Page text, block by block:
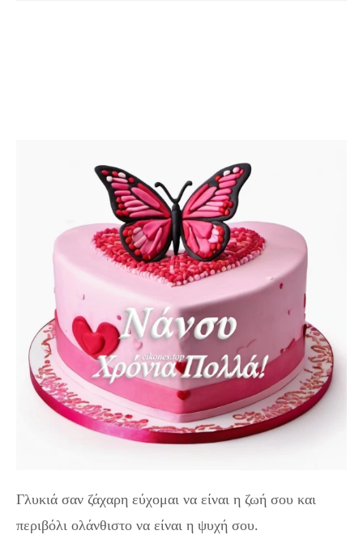
Γλυκιά σαν ζάχαρη εύχομαι να είναι η ζωή σου και
περιβόλι ολάνθιστο να είναι η ψυχή σου.